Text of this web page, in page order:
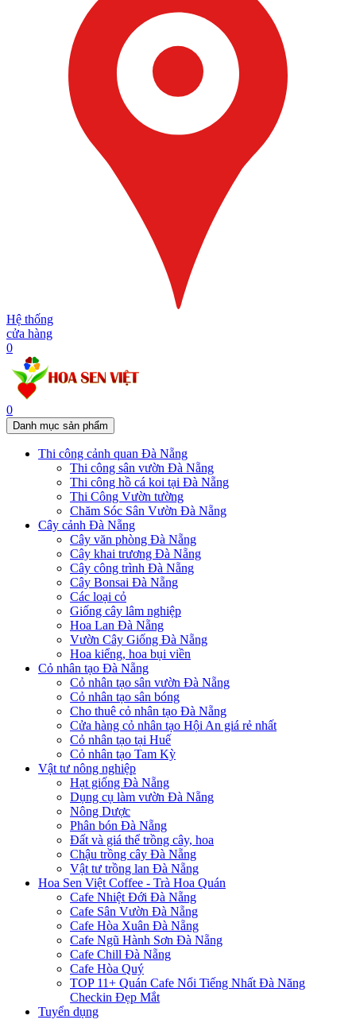
Hệ thống
cửa hàng
0
0
Danh mục sản phẩm
Thi công cảnh quan Đà Nẵng
Thi công sân vườn Đà Nẵng
Thi công hồ cá koi tại Đà Nẵng
Thi Công Vườn tường
Chăm Sóc Sân Vườn Đà Nẵng
Cây cảnh Đà Nẵng
Cây văn phòng Đà Nẵng
Cây khai trương Đà Nẵng
Cây công trình Đà Nẵng
Cây Bonsai Đà Nẵng
Các loại cỏ
Giống cây lâm nghiệp
Hoa Lan Đà Nẵng
Vườn Cây Giống Đà Nẵng
Hoa kiểng, hoa bụi viền
Cỏ nhân tạo Đà Nẵng
Cỏ nhân tạo sân vườn Đà Nẵng
Cỏ nhân tạo sân bóng
Cho thuê cỏ nhân tạo Đà Nẵng
Cửa hàng cỏ nhân tạo Hội An giá rẻ nhất
Cỏ nhân tạo tại Huế
Cỏ nhân tạo Tam Kỳ
Vật tư nông nghiệp
Hạt giống Đà Nẵng
Dụng cụ làm vườn Đà Nẵng
Nông Dược
Phân bón Đà Nẵng
Đất và giá thể trồng cây, hoa
Chậu trồng cây Đà Nẵng
Vật tư trồng lan Đà Nẵng
Hoa Sen Việt Coffee - Trà Hoa Quán
Cafe Nhiệt Đới Đà Nẵng
Cafe Sân Vườn Đà Nẵng
Cafe Hòa Xuân Đà Nẵng
Cafe Ngũ Hành Sơn Đà Nẵng
Cafe Chill Đà Nẵng
Cafe Hòa Quý
TOP 11+ Quán Cafe Nổi Tiếng Nhất Đà Năng
Checkin Đẹp Mắt
Tuyển dụng